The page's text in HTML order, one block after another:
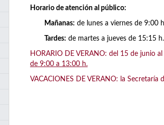
Horario de atención al público:
Mañanas: de lunes a viernes de 9:00
Tardes: de martes a jueves de 15:15
HORARIO DE VERANO: del 15 de junio
de 9:00 a 13:00 h.
VACACIONES DE VERANO: la